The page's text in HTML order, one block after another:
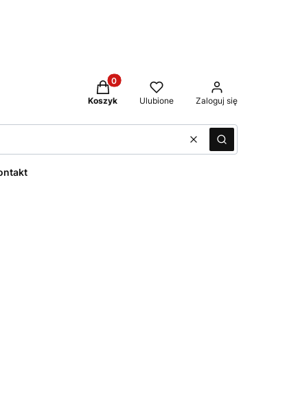
Produkty w koszyku: 0. Zobacz
Koszyk Ulubione Zaloguj się
WyczyśćSzukaj